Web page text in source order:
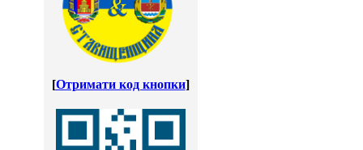
[Отримати код кнопки]